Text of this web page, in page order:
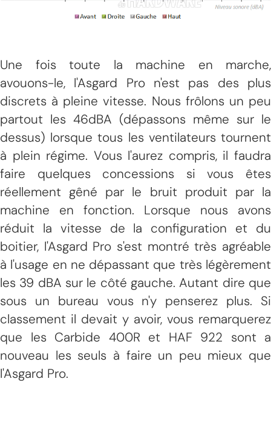
Une fois toute la machine en marche,
avouons-le, l'Asgard Pro n'est pas des plus
discrets à pleine vitesse. Nous frôlons un peu
partout les 46dBA (dépassons même sur le
dessus) lorsque tous les ventilateurs tournent
à plein régime. Vous l'aurez compris, il faudra
faire quelques concessions si vous êtes
réellement gêné par le bruit produit par la
machine en fonction. Lorsque nous avons
réduit la vitesse de la configuration et du
boitier, l'Asgard Pro s'est montré très agréable
à l'usage en ne dépassant que très légèrement
les 39 dBA sur le côté gauche. Autant dire que
sous un bureau vous n'y penserez plus. Si
classement il devait y avoir, vous remarquerez
que les Carbide 400R et HAF 922 sont a
nouveau les seuls à faire un peu mieux que
l'Asgard Pro.